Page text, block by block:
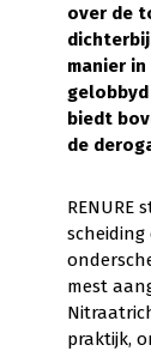
over de
manier
biedt
de
mest
praktijk,